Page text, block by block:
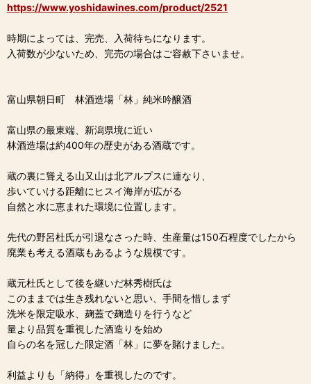
https://www.yoshidawines.com/product/2521
時期によっては、完売、入荷待ちになります。
入荷数が少ないため、完売の場合はご容赦下さいませ。
富山県朝日町 林酒造場「林」純米吟醸酒
富山県の最東端、新潟県境に近い
林酒造場は約400年の歴史がある酒蔵です。
蔵の裏に聳える山又山は北アルプスに連なり、
歩いていける距離にヒスイ海岸が広がる
自然と水に恵まれた環境に位置します。
先代の野呂杜氏が引退なさった時、生産量は150石程度でしたから
廃業も考える酒蔵もあるような規模です。
蔵元杜氏として後を継いだ林秀樹氏は
このままでは生き残れないと思い、手間を惜しまず
洗米を限定吸水、麹蓋で麹造りを行うなど
量より品質を重視した酒造りを始め
自らの名を冠した限定酒「林」に夢を賭けました。
利益よりも「納得」を重視したのです。